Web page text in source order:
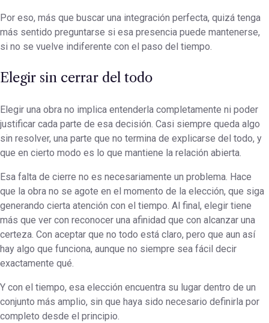
Por eso, más que buscar una integración perfecta, quizá tenga
más sentido preguntarse si esa presencia puede mantenerse,
si no se vuelve indiferente con el paso del tiempo.
Elegir sin cerrar del todo
Elegir una obra no implica entenderla completamente ni poder
justificar cada parte de esa decisión. Casi siempre queda algo
sin resolver, una parte que no termina de explicarse del todo, y
que en cierto modo es lo que mantiene la relación abierta.
Esa falta de cierre no es necesariamente un problema. Hace
que la obra no se agote en el momento de la elección, que siga
generando cierta atención con el tiempo. Al final, elegir tiene
más que ver con reconocer una afinidad que con alcanzar una
certeza. Con aceptar que no todo está claro, pero que aun así
hay algo que funciona, aunque no siempre sea fácil decir
exactamente qué.
Y con el tiempo, esa elección encuentra su lugar dentro de un
conjunto más amplio, sin que haya sido necesario definirla por
completo desde el principio.